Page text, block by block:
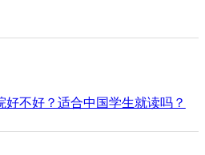
好不好？适合中国学生就读吗？